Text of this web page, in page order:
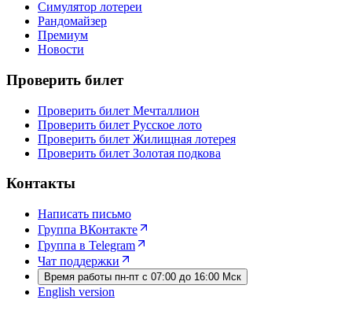
Симулятор лотереи
Рандомайзер
Премиум
Новости
Проверить билет
Проверить билет Мечталлион
Проверить билет Русское лото
Проверить билет Жилищная лотерея
Проверить билет Золотая подкова
Контакты
Написать письмо
Группа ВКонтакте
Группа в Telegram
Чат поддержки
Время работы пн-пт с 07:00 до 16:00 Мск
English version